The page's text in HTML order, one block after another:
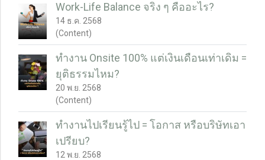
Work-Life Balance จริง ๆ คืออะไร?
14 ธ.ค. 2568
(Content)
ทำงาน Onsite 100% แต่เงินเดือนเท่าเดิม =
ยุติธรรมไหม?
20 พ.ย. 2568
(Content)
ทำงานไปเรียนรู้ไป = โอกาส หรือบริษัทเอา
เปรียบ?
12 พ.ย. 2568